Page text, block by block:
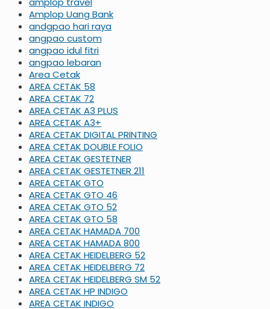
Amplop Uang Bank
andgpao hari raya
angpao custom
angpao idul fitri
angpao lebaran
Area Cetak
AREA CETAK 58
AREA CETAK 72
AREA CETAK A3 PLUS
AREA CETAK A3+
AREA CETAK DIGITAL PRINTING
AREA CETAK DOUBLE FOLIO
AREA CETAK GESTETNER
AREA CETAK GESTETNER 211
AREA CETAK GTO
AREA CETAK GTO 46
AREA CETAK GTO 52
AREA CETAK GTO 58
AREA CETAK HAMADA 700
AREA CETAK HAMADA 800
AREA CETAK HEIDELBERG 52
AREA CETAK HEIDELBERG 72
AREA CETAK HEIDELBERG SM 52
AREA CETAK HP INDIGO
AREA CETAK INDIGO